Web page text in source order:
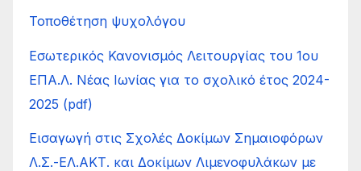
Τοποθέτηση ψυχολόγου
Εσωτερικός Κανονισμός Λειτουργίας του 1ου
ΕΠΑ.Λ. Νέας Ιωνίας για το σχολικό έτος 2024-
2025 (pdf)
Εισαγωγή στις Σχολές Δοκίμων Σημαιοφόρων
Λ.Σ.-ΕΛ.ΑΚΤ. και Δοκίμων Λιμενοφυλάκων με